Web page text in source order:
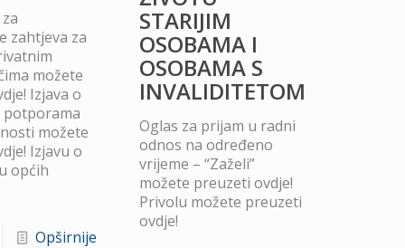
zahtjeva za
možete
Izjava o
možete
Izjavu o
općih
Opširnije
STARIJIM
OSOBAMA I
OSOBAMA S
INVALIDITETOM
Oglas za prijam u radni
odnos na određeno
vrijeme – “Zaželi”
možete preuzeti ovdje!
Privolu možete preuzeti
ovdje!